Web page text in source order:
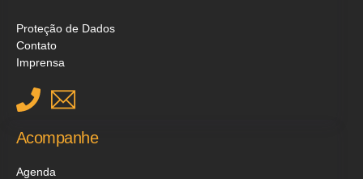
Proteção de Dados
Contato
Imprensa
Acompanhe
Agenda